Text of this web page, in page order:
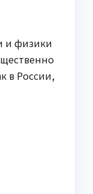
и физики
в России,